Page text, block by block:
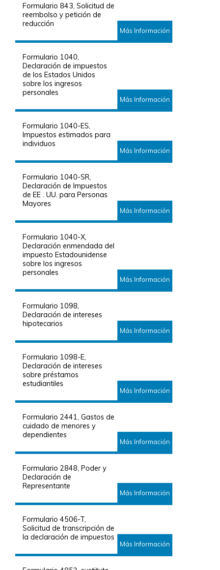
Formulario 843, Solicitud de
reembolso y petición de
reducción
Más Información
Formulario 1040,
Declaración de impuestos
de los Estados Unidos
sobre los ingresos
personales
Más Información
Formulario 1040-ES,
Impuestos estimados para
individuos
Más Información
Formulario 1040-SR,
Declaración de Impuestos
de EE . UU. para Personas
Mayores
Más Información
Formulario 1040-X,
Declaración enmendada del
impuesto Estadounidense
sobre los ingresos
personales
Más Información
Formulario 1098,
Declaración de intereses
hipotecarios
Más Información
Formulario 1098-E,
Declaración de intereses
sobre préstamos
estudiantiles
Más Información
Formulario 2441, Gastos de
cuidado de menores y
dependientes
Más Información
Formulario 2848, Poder y
Declaración de
Representante
Más Información
Formulario 4506-T,
Solicitud de transcripción de
la declaración de impuestos
Más Información